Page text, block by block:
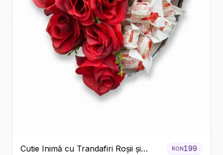
Cutie Inimă cu Trandafiri Roșii și
RON199